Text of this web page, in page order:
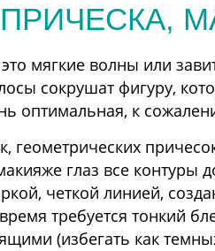
мягкие волны или
сокрушат фигуру,
оптимальная, к
геометрических
глаз все контуры
четкой линией,
требуется тонкий
(избегать как